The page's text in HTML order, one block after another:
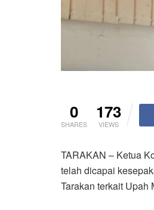
0
SHARES
173
VIEWS
TARAKAN – Ketua
telah dicapai
Tarakan terkait Upah